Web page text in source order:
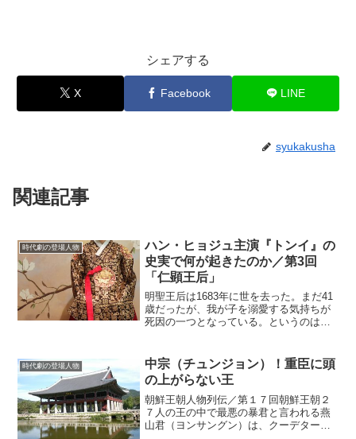
シェアする
X Facebook LINE
syukakusha
関連記事
時代劇の登場人物
ハン・ヒョジュ主演『トンイ』の
史実で何が起きたのか／第3回
「仁顕王后」
明聖王后は1683年に世を去った。まだ41
歳だったが、我が子を溺愛する気持ちが
死因の一つとなっている。というのは、
下には母様の悪霊がとりついています”と
指摘され、自ら身...
時代劇の登場人物
中宗（チュンジョン）！重臣に頭
の上がらない王
朝鮮王朝人物列伝／第１７回朝鮮王朝２
７人の王の中で最悪の暴君と言われる燕
山君（ヨンサングン）は、クーデターに